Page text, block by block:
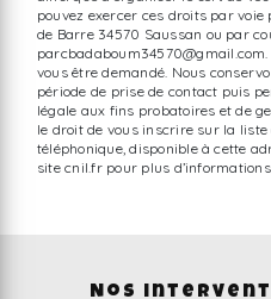
pouvez exercer ces droits par voie
de Barre 34570 Saussan ou par
vous être demandé. Nous
période de prise de contact puis
légale aux fins probatoires et de
le droit de vous inscrire sur la
téléphonique, disponible à cette
site cnil.fr pour plus
Nos